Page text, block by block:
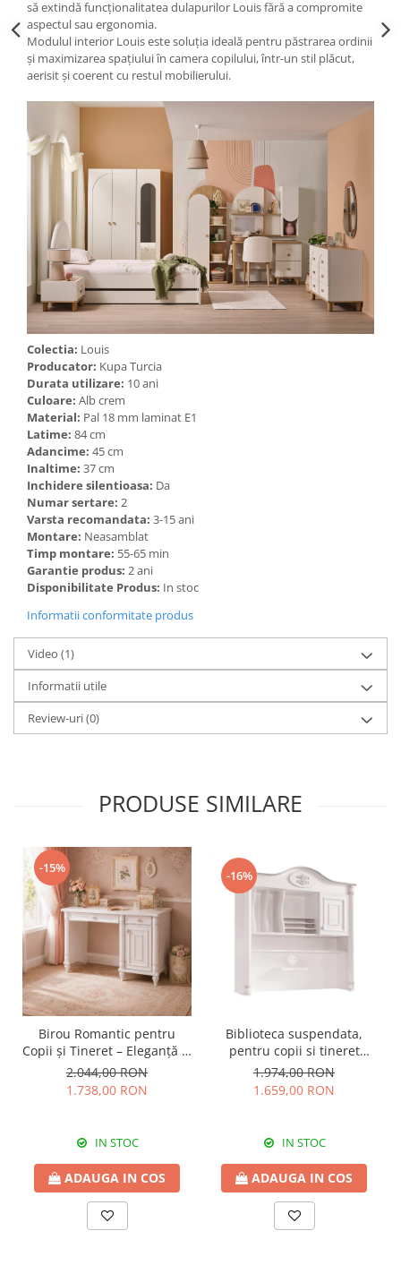
să extindă funcționalitatea dulapurilor Louis fără a compromite
aspectul sau ergonomia.
Modulul interior Louis este soluția ideală pentru păstrarea ordinii
și maximizarea spațiului în camera copilului, într-un stil plăcut,
aerisit și coerent cu restul mobilierului.
Colectia: Louis
Producator: Kupa Turcia
Durata utilizare: 10 ani
Culoare: Alb crem
Material: Pal 18 mm laminat E1
Latime: 84 cm
Adancime: 45 cm
Inaltime: 37 cm
Inchidere silentioasa: Da
Numar sertare: 2
Varsta recomandata: 3-15 ani
Montare: Neasamblat
Timp montare: 55-65 min
Garantie produs: 2 ani
Disponibilitate Produs: In stoc
Informatii conformitate produs
Video (1)
Informatii utile
Review-uri(0)
PRODUSE SIMILARE
-15%
Birou Romantic pentru
Copii și Tineret – Eleganță și
Funcționalitate, 117x62x75
cm
2.044,00 RON
1.738,00 RON
IN STOC
ADAUGA IN COS
-16%
Biblioteca suspendata,
pentru copii si tineret
Colectia Romantic,
117x37x119 cm
1.974,00 RON
1.659,00 RON
IN STOC
ADAUGA IN COS